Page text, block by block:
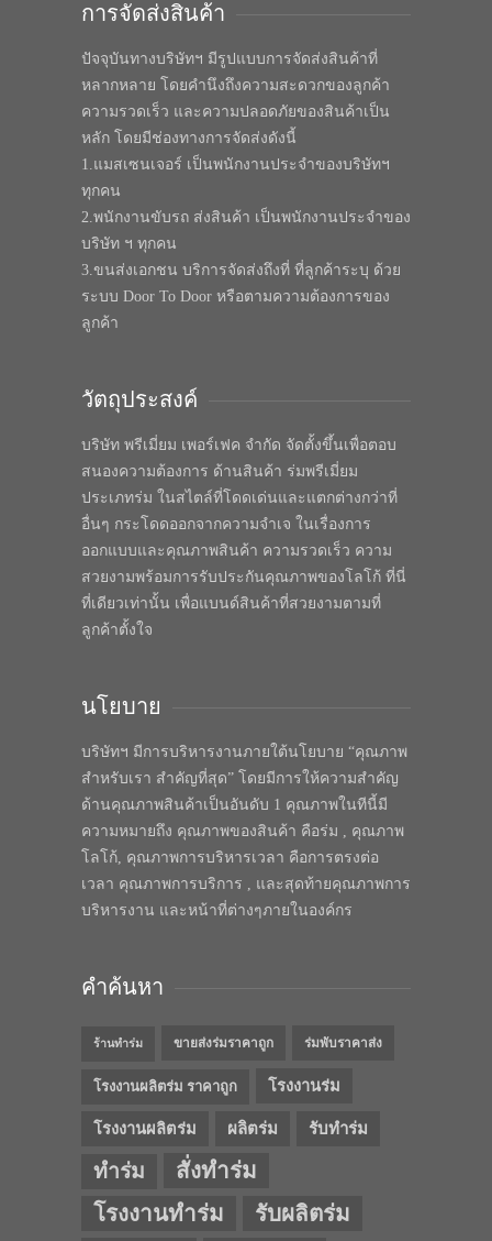
การจัดส่งสินค้า
ปัจจุบันทางบริษัทฯ มีรูปแบบการจัดส่งสินค้าที่
หลากหลาย โดยคำนึงถึงความสะดวกของลูกค้า
ความรวดเร็ว และความปลอดภัยของสินค้าเป็น
หลัก โดยมีช่องทางการจัดส่งดังนี้
1.แมสเซนเจอร์ เป็นพนักงานประจำของบริษัทฯ
ทุกคน
2.พนักงานขับรถ ส่งสินค้า เป็นพนักงานประจำของ
บริษัท ฯ ทุกคน
3.ขนส่งเอกชน บริการจัดส่งถึงที่ ที่ลูกค้าระบุ ด้วย
ระบบ Door To Door หรือตามความต้องการของ
ลูกค้า
วัตถุประสงค์
บริษัท พรีเมี่ยม เพอร์เฟค จำกัด จัดตั้งขึ้นเพื่อตอบ
สนองความต้องการ ด้านสินค้า ร่มพรีเมี่ยม
ประเภทร่ม ในสไตล์ที่โดดเด่นและแตกต่างกว่าที่
อื่นๆ กระโดดออกจากความจำเจ ในเรื่องการ
ออกแบบและคุณภาพสินค้า ความรวดเร็ว ความ
สวยงามพร้อมการรับประกันคุณภาพของโลโก้ ที่นี่
ที่เดียวเท่านั้น เพื่อแบนด์สินค้าที่สวยงามตามที่
ลูกค้าตั้งใจ
นโยบาย
บริษัทฯ มีการบริหารงานภายใต้นโยบาย “คุณภาพ
สำหรับเรา สำคัญที่สุด” โดยมีการให้ความสำคัญ
ด้านคุณภาพสินค้าเป็นอันดับ 1 คุณภาพในทีนี้มี
ความหมายถึง คุณภาพของสินค้า คือร่ม , คุณภาพ
โลโก้, คุณภาพการบริหารเวลา คือการตรงต่อ
เวลา คุณภาพการบริการ , และสุดท้ายคุณภาพการ
บริหารงาน และหน้าที่ต่างๆภายในองค์กร
คำค้นหา
ร้านทำร่ม ขายส่งร่มราคาถูก ร่มพับราคาส่ง
โรงงานผลิตร่ม ราคาถูก โรงงานร่ม
โรงงานผลิตร่ม ผลิตร่ม รับทำร่ม
ทำร่ม
สั่งทำร่ม
โรงงานทำร่ม
รับผลิตร่ม